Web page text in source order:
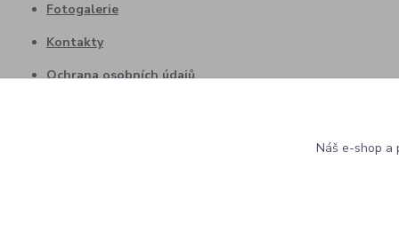
Fotogalerie
Kontakty
Ochrana osobních údajů
Náš e-shop a